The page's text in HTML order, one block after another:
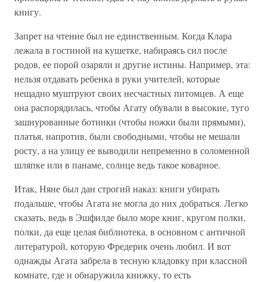
книгу.
Запрет на чтение был не единственным. Когда Клара
лежала в гостиной на кушетке, набираясь сил после
родов, ее порой озаряли и другие истины. Например, эта:
нельзя отдавать ребенка в руки учителей, которые
нещадно муштруют своих несчастных питомцев. А еще
она распорядилась, чтобы Агату обували в высокие, туго
зашнурованные ботинки (чтобы ножки были прямыми),
платья, напротив, были свободными, чтобы не мешали
росту, а на улицу ее выводили непременно в соломенной
шляпке или в панаме, солнце ведь такое коварное.
Итак, Няне был дан строгий наказ: книги убирать
подальше, чтобы Агата не могла до них добраться. Легко
сказать, ведь в Эшфилде было море книг, кругом полки,
полки, да еще целая библиотека, в основном с античной
литературой, которую Фредерик очень любил. И вот
однажды Агата забрела в тесную кладовку при классной
комнате, где и обнаружила книжку, то есть